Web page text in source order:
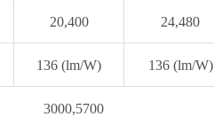
20,400 24,480
136 (lm/W) 136 (lm/W)
3000,5700